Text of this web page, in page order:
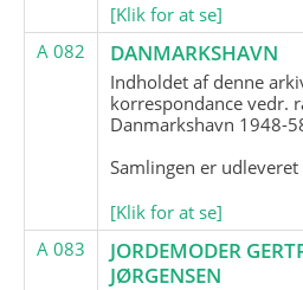
[Klik for at se]
A 082
DANMARKSHAVN
Indholdet af denne
korrespondance vedr.
Danmarkshavn 1948-
Samlingen er
[Klik for at se]
A 083
JORDEMODER
JØRGENSEN